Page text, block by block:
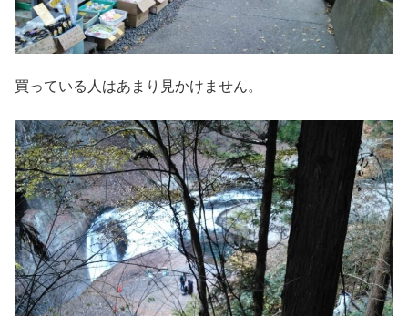
買っている人はあまり見かけません。